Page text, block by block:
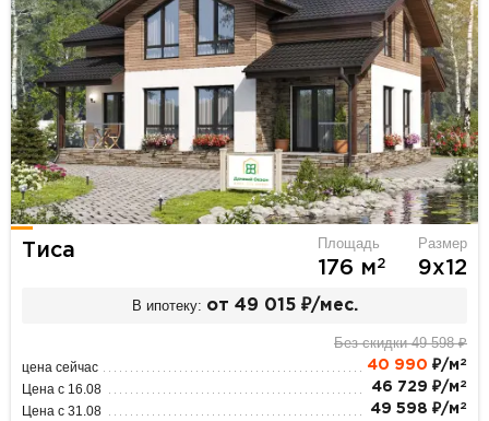
Тиса Площадь
176 м2
Размер
9х12
В ипотеку: от 49 015 ₽/мес.
Без скидки 49 598 ₽
цена сейчас 40 990 ₽/м 2
Цена с 16.08 46 729 ₽/м 2
Цена с 31.08 49 598 ₽/м 2